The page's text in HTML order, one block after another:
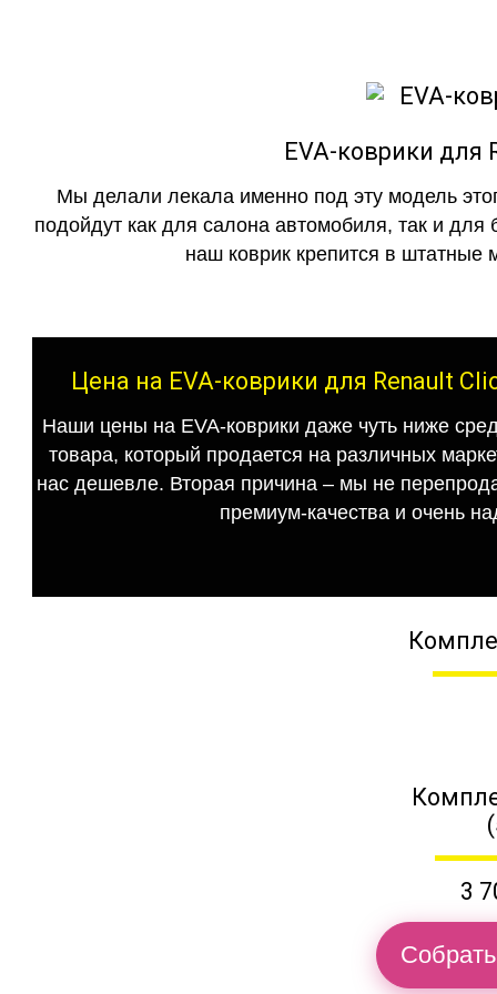
EVA-коврики для
Мы делали лекала именно под эту модель
подойдут как для салона автомобиля, так и для
наш коврик крепится в штатные
Цена на EVA-коврики для Renault
Наши цены на EVA-коврики даже чуть ниже
товара, который продается на различных
нас дешевле. Вторая причина – мы не
премиум-качества и очень
3